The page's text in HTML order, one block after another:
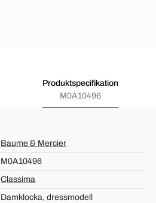
Produktspecifikation
M0A10496
Baume & Mercier
M0A10496
Classima
Damklocka, dressmodell